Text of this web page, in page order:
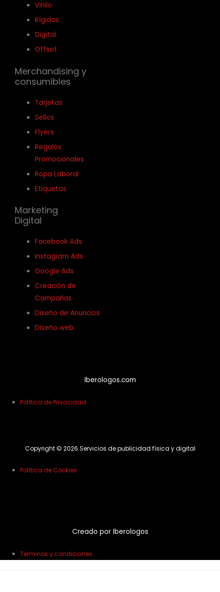
Vinilo
Rígidos
Digital
Offset
Merchandising y
consumibles
Tarjetas
Sellos
Flyers
Regalos
Promocionales
Ropa Laboral
Etiquetas
Marketing
Digital
Facebook Ads
Instagram Ads
Google Ads
Creación de
Campañas
Diseño de Anuncios
Diseño web
Iberologos.com
Política de Privacidad
Copyright © 2026 Servicios de publicidad física y digital
Política de Cookies
Creado por Iberologos
Términos y condiciones